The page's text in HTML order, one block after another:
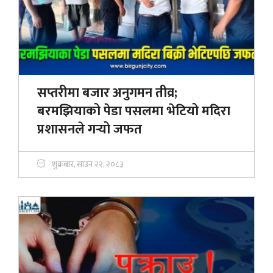
सप्तरीमा बजार अनुगमन तीव्र;
बरमझियाको पेडा पसलमा भेटियो मदिरा
प्रशासनले गर्‍यो जफत
शुक्रबार, साउन २२, २०८३